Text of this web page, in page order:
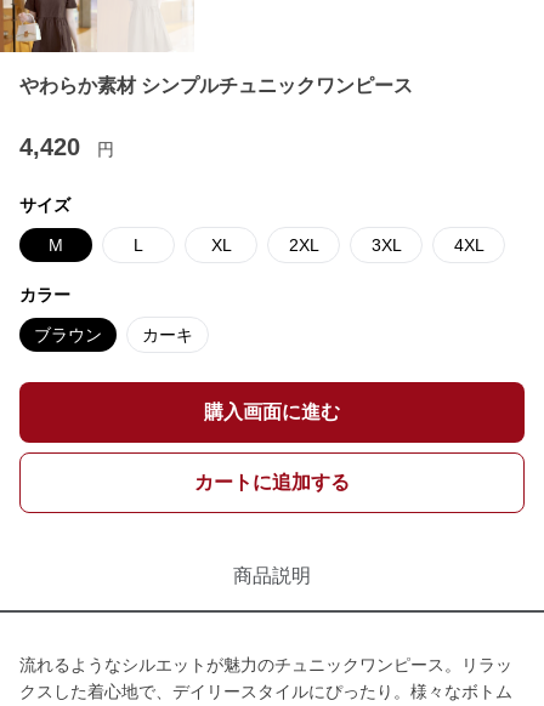
やわらか素材 シンプルチュニックワンピース
4,420 円
サイズ
M L XL 2XL 3XL 4XL
カラー
ブラウン カーキ
購入画面に進む
カートに追加する
商品説明
流れるようなシルエットが魅力のチュニックワンピース。リラッ
クスした着心地で、デイリースタイルにぴったり。様々なボトム